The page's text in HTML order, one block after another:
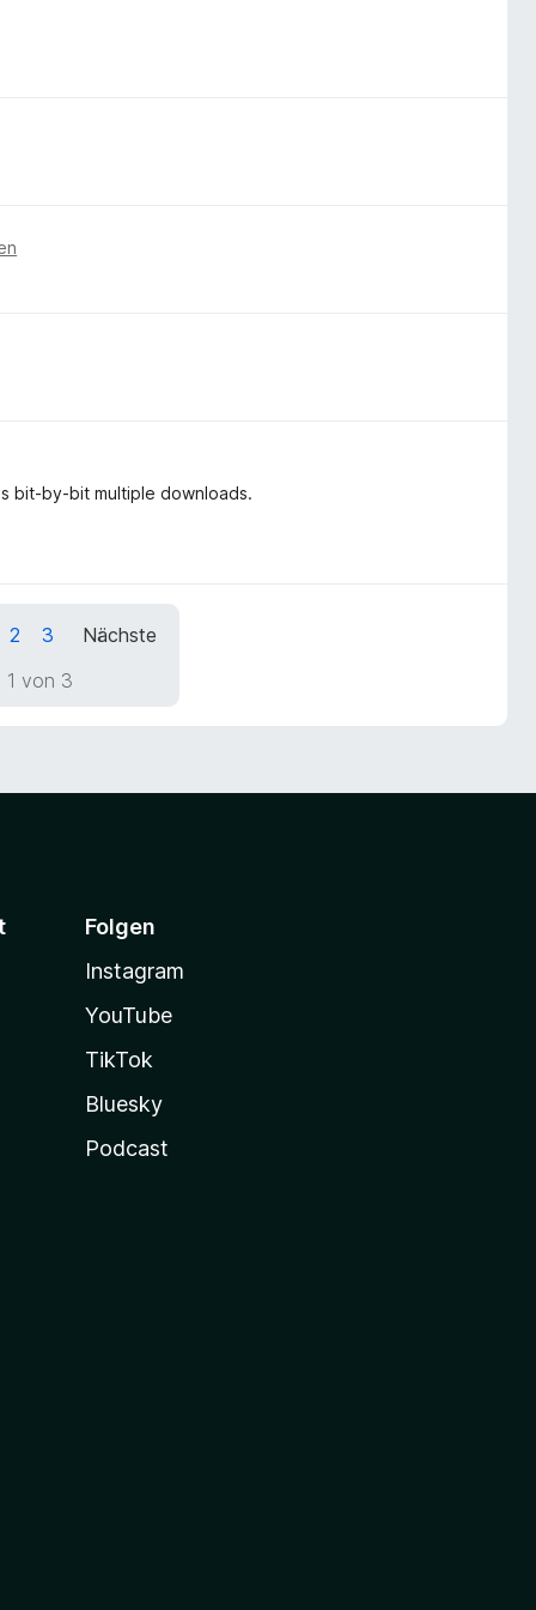
bit-by-bit multiple downloads.
2 3
Nächste
1 von 3
Folgen
Instagram
YouTube
TikTok
Bluesky
Podcast